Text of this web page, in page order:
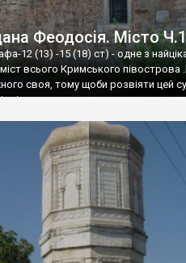
Феодосія. Місто Ч.1
12 (13) -15 (18) ст) - одне з
всього Кримського півострова
своя, тому щоби розвіяти цей
це